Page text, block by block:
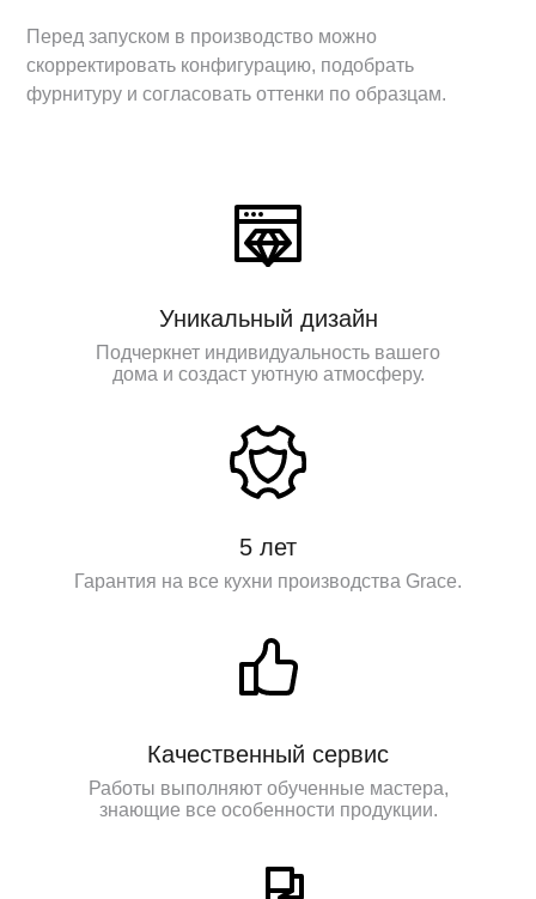
Перед запуском в производство можно
скорректировать конфигурацию, подобрать
фурнитуру и согласовать оттенки по образцам.
Уникальный дизайн
Подчеркнет индивидуальность вашего
дома и создаст уютную атмосферу.
5 лет
Гарантия на все кухни производства Grace.
Качественный сервис
Работы выполняют обученные мастера,
знающие все особенности продукции.